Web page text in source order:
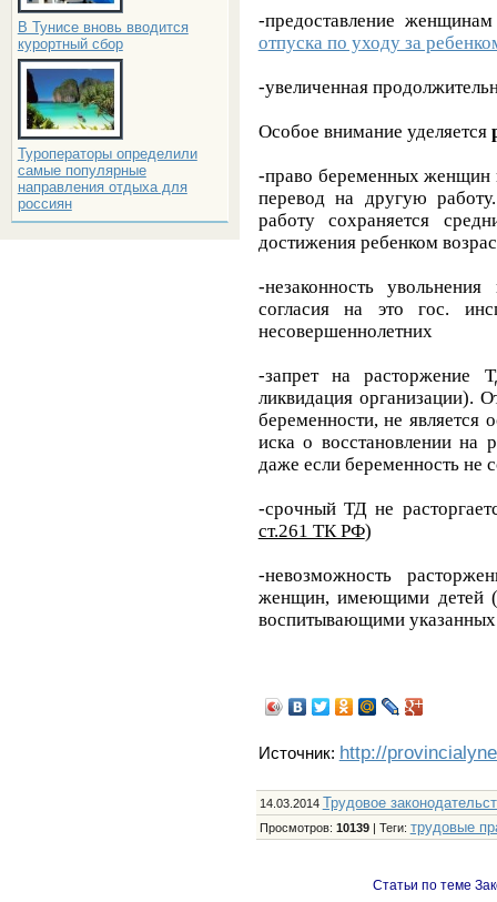
В Тунисе вновь вводится
курортный сбор
Туроператоры определили
самые популярные
направления отдыха для
россиян
-предоставление
отпуска по уходу за
-увеличенная
Особое внимание уделяется
-право беременных
перевод на другую
работу сохраняется
достижения ребенком
-незаконность
согласия на это гос.
несовершеннолетних
-запрет на
ликвидация организации).
беременности, не является
иска о восстановлении на
даже если беременность не
-срочный ТД не
ст.261 ТК РФ)
-невозможность
женщин, имеющими детей
воспитывающими указанных
Источник: http://
14.03.2014 Трудовое
Просмотров: 10139| Теги: трудовые
Статьи по теме